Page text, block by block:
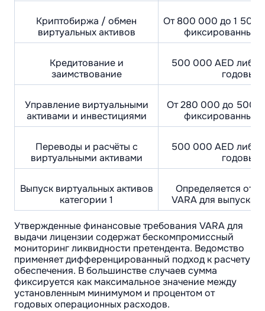
Криптобиржа / обмен
виртуальных активов
От 800 000 до 1 500
фиксированных
Кредитование и
заимствование
500 000 AED либо
годовых
Управление виртуальными
активами и инвестициями
От 280 000 до 500
фиксированных
Переводы и расчёты с
виртуальными активами
500 000 AED либо
годовых
Выпуск виртуальных активов
категории 1
Определяется
VARA для выпуска
Утвержденные финансовые требования VARA для
выдачи лицензии содержат бескомпромиссный
мониторинг ликвидности претендента. Ведомство
применяет дифференцированный подход к расчету
обеспечения. В большинстве случаев сумма
фиксируется как максимальное значение между
установленным минимумом и процентом от
годовых операционных расходов.